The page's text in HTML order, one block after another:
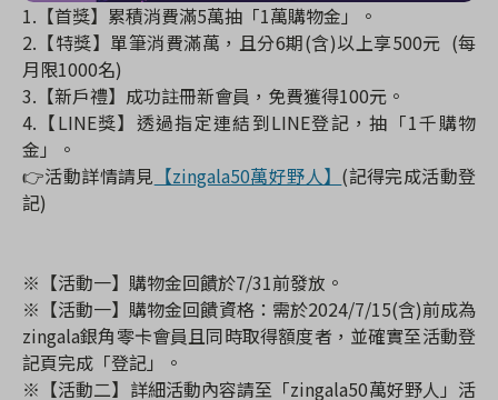
1.【首獎】累積消費滿5萬抽「1萬購物金」。
2.【特獎】單筆消費滿萬，且分6期(含)以上享500元 (每
月限1000名)
3.【新戶禮】成功註冊新會員，免費獲得100元。
4.【LINE獎】透過指定連結到LINE登記，抽「1千購物
金」。
👉活動詳情請見 【zingala50萬好野人】 (記得完成活動登
記)
※【活動一】購物金回饋於7/31前發放。
※【活動一】購物金回饋資格：需於2024/7/15(含)前成為
zingala銀角零卡會員且同時取得額度者，並確實至活動登
記頁完成「登記」。
※【活動二】詳細活動內容請至「zingala50萬好野人」活